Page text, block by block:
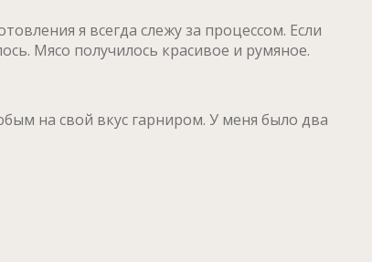
я всегда слежу за процессом. Если
Мясо получилось красивое и румяное.
на свой вкус гарниром. У меня было два